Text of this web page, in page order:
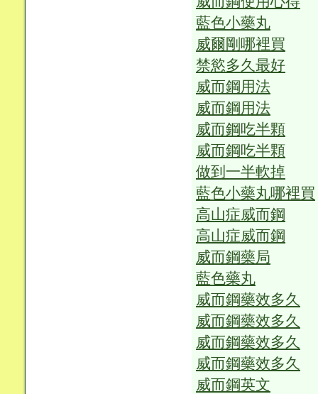
藍色小藥丸
威爾剛哪裡買
禁慾多久最好
威而鋼用法
威而鋼用法
威而鋼吃半顆
威而鋼吃半顆
做到一半軟掉
藍色小藥丸哪裡買
高山症威而鋼
高山症威而鋼
威而鋼藥局
藍色藥丸
威而鋼藥效多久
威而鋼藥效多久
威而鋼藥效多久
威而鋼藥效多久
威而鋼英文